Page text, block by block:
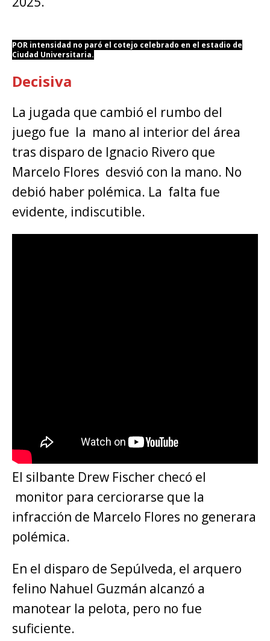
POR intensidad no paró el cotejo celebrado en el estadio de
Ciudad Universitaria.
Decisiva
La jugada que cambió el rumbo del
juego fue la mano al interior del área
tras disparo de Ignacio Rivero que
Marcelo Flores desvió con la mano. No
debió haber polémica. La falta fue
evidente, indiscutible.
El silbante Drew Fischer checó el
monitor para cerciorarse que la
infracción de Marcelo Flores no generara
polémica.
En el disparo de Sepúlveda, el arquero
felino Nahuel Guzmán alcanzó a
manotear la pelota, pero no fue
suficiente.